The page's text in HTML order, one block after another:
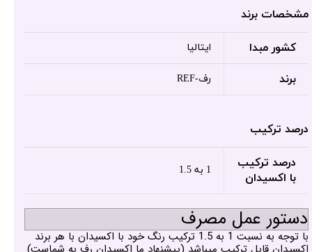
مشخصات برند
کشور مبدا ایتالیا
برند رف-REF
درصد ترکیب
درصد ترکیب
با اکسیدان
1 به 1.5
دستور عمل مصرف
با توجه به نسبت 1 به 1.5 ترکیب رنگ خود با اکسیدان با هر برند